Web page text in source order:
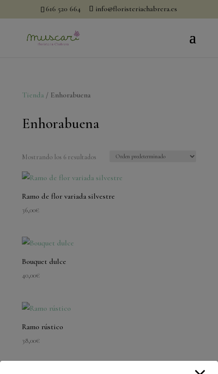
616 520 664 info@floristeriachabrera.es
Tienda/ Enhorabuena
Enhorabuena
Mostrando los 6 resultados
Ramo de flor variada silvestre
36,00€
Bouquet dulce
40,00€
Ramo rústico
38,00€
modal-check